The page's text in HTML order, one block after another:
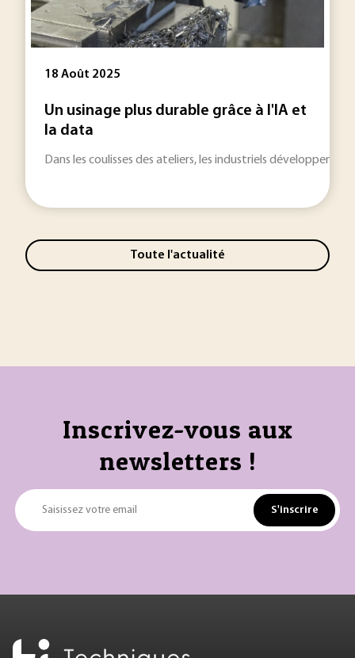
18 Août 2025
Un usinage plus durable grâce à l'IA et
la data
Dans les coulisses des ateliers, les industriels développent
Toute l'actualité
Inscrivez-vous aux
newsletters !
Saisissez votre email S'inscrire